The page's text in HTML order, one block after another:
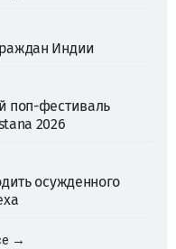
Индии
поп-фестиваль
2026
осужденного
→